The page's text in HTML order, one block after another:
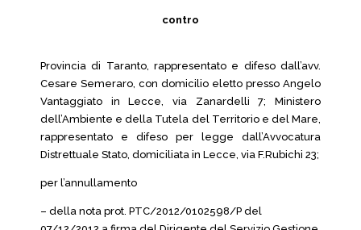
contro
Provincia di Taranto, rappresentato e difeso dall’avv.
Cesare Semeraro, con domicilio eletto presso Angelo
Vantaggiato in Lecce, via Zanardelli 7; Ministero
dell’Ambiente e della Tutela del Territorio e del Mare,
rappresentato e difeso per legge dall’Avvocatura
Distrettuale Stato, domiciliata in Lecce, via F.Rubichi 23;
per l’annullamento
– della nota prot. PTC/2012/0102598/P del